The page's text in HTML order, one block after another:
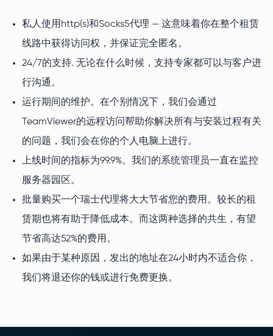
私人使用http(s)和Socks5代理 — 这意味着你在整个租赁
线路中获得访问权，并保证完全匿名。
24/7的支持. 无论在什么时候，支持专家都可以与客户进
行沟通。
运行期间的维护。在个别情况下，我们会通过
TeamViewer的远程访问帮助你解决所有与安装过程有关
的问题，我们会在你的个人电脑上进行。
上线时间的指标为99.9%。我们的系统管理员一直在监控
服务器园区。
批量购买一个瑞士代理将大大节省您的费用。较长的租
赁期也将有助于降低成本。而这两种选择的共生，有望
节省高达52%的费用。
如果由于某种原因，发出的地址在24小时内不适合你，
我们将退还你的钱或进行免费更换。